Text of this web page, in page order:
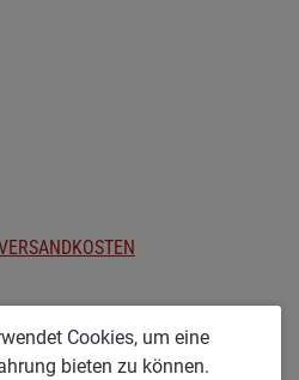
KR [KLEIN & ROH]
Cookies, um eine
bieten zu können.